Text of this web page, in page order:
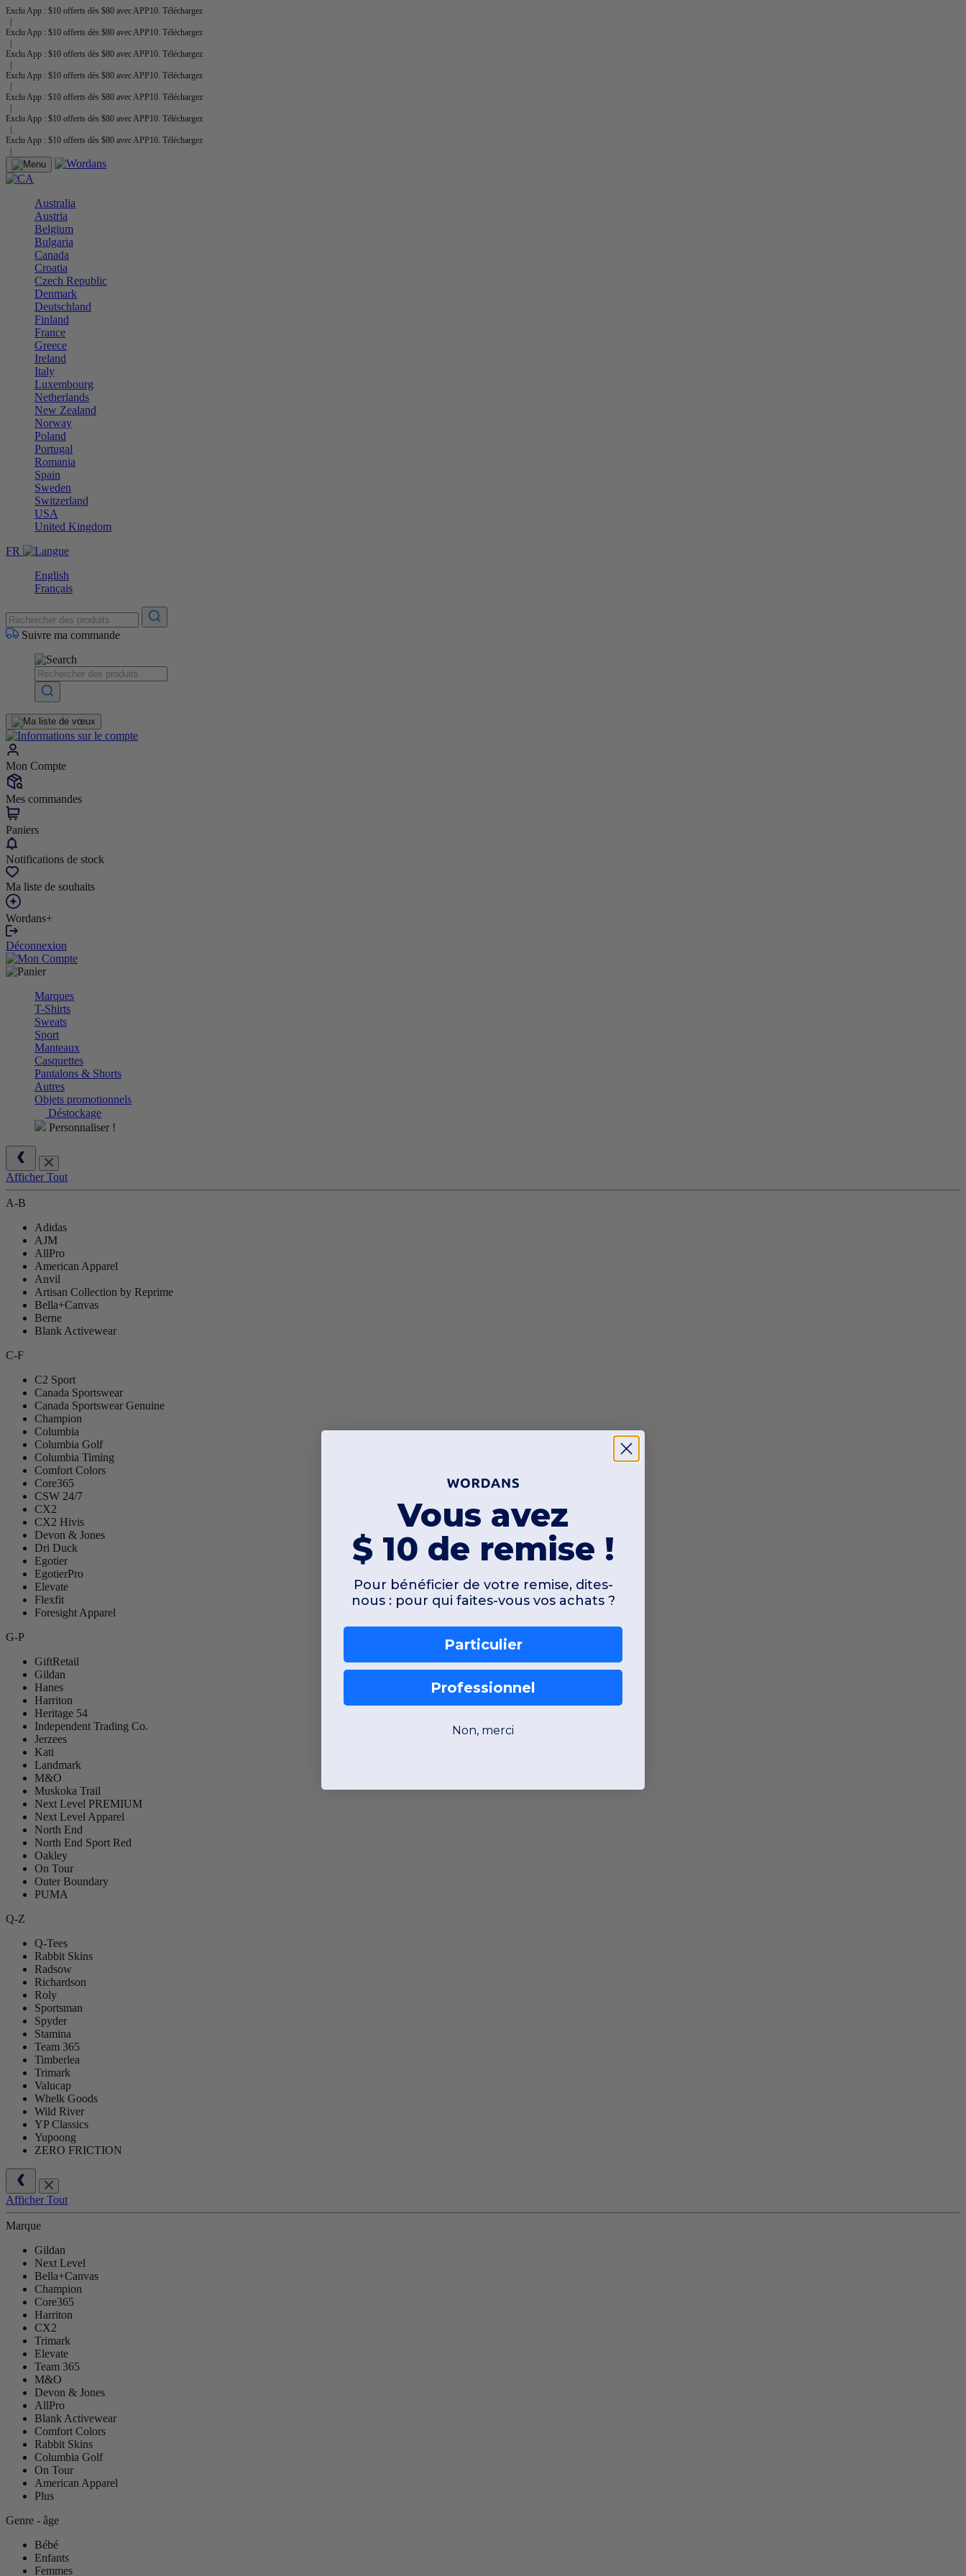
Exclu App : $10 offerts dès $80 avec APP10. Téléchargez
Exclu App : $10 offerts dès $80 avec APP10. Téléchargez
Exclu App : $10 offerts dès $80 avec APP10. Téléchargez
Exclu App : $10 offerts dès $80 avec APP10. Téléchargez
Exclu App : $10 offerts dès $80 avec APP10. Téléchargez
Exclu App : $10 offerts dès $80 avec APP10. Téléchargez
Exclu App : $10 offerts dès $80 avec APP10. Téléchargez
Australia
Austria
Belgium
Bulgaria
Canada
Croatia
Czech Republic
Denmark
Deutschland
Finland
France
Greece
Ireland
Italy
Luxembourg
Netherlands
New Zealand
Norway
Poland
Portugal
Romania
Spain
Sweden
Switzerland
USA
United Kingdom
FR
English
Français
Suivre ma commande
Mon Compte
Mes commandes
Paniers
Notifications de stock
Ma liste de souhaits
Wordans+
Déconnexion
Marques
T-Shirts
Sweats
Sport
Manteaux
Casquettes
Pantalons & Shorts
Autres
Objets promotionnels
Déstockage
Personnaliser !
Afficher Tout
A-B
Adidas
AJM
AllPro
American Apparel
Anvil
Artisan Collection by Reprime
Bella+Canvas
Berne
Blank Activewear
C-F
C2 Sport
Canada Sportswear
Canada Sportswear Genuine
Champion
Columbia
Columbia Golf
Columbia Timing
Comfort Colors
Core365
CSW 24/7
CX2
CX2 Hivis
Devon & Jones
Dri Duck
Egotier
EgotierPro
Elevate
Flexfit
Foresight Apparel
G-P
GiftRetail
Gildan
Hanes
Harriton
Heritage 54
Independent Trading Co.
Jerzees
Kati
Landmark
M&O
Muskoka Trail
Next Level PREMIUM
Next Level Apparel
North End
North End Sport Red
Oakley
On Tour
Outer Boundary
PUMA
Q-Z
Q-Tees
Rabbit Skins
Radsow
Richardson
Roly
Sportsman
Spyder
Stamina
Team 365
Timberlea
Trimark
Valucap
Whelk Goods
Wild River
YP Classics
Yupoong
ZERO FRICTION
Afficher Tout
Marque
Gildan
Next Level
Bella+Canvas
Champion
Core365
Harriton
CX2
Trimark
Elevate
Team 365
M&O
Devon & Jones
AllPro
Blank Activewear
Comfort Colors
Rabbit Skins
Columbia Golf
On Tour
American Apparel
Plus
Genre - âge
Bébé
Enfants
Femmes
Vous avez
$ 10 de remise !
Pour bénéficier de votre remise, dites-
nous : pour qui faites-vous vos achats ?
Particulier
Professionnel
Non, merci